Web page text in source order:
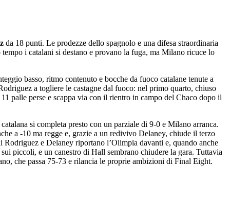
da 18 punti. Le prodezze dello spagnolo e una difesa straordinaria
tempo i catalani si destano e provano la fuga, ma Milano ricuce lo
basso, ritmo contenuto e bocche da fuoco catalane tenute a
a togliere le castagne dal fuoco: nel primo quarto, chiuso
palle perse e scappa via con il rientro in campo del Chaco dopo il
si completa presto con un parziale di 9-0 e Milano arranca.
a -10 ma regge e, grazie a un redivivo Delaney, chiude il terzo
e Delaney riportano l’Olimpia davanti e, quando anche
piccoli, e un canestro di Hall sembrano chiudere la gara. Tuttavia
che passa 75-73 e rilancia le proprie ambizioni di Final Eight.